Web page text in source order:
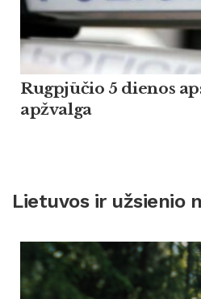
Rugpjūčio 5 dienos
apžvalga
Lietuvos ir užsienio